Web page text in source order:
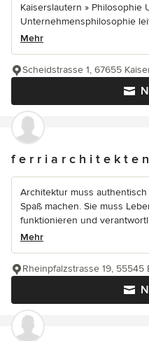
Kaiserslautern » Philosophie
Unternehmensphilosophie
Mehr
Scheidstrasse 1, 67655
f e r r i a r c h i t e k t e n
Architektur muss
Spaß machen. Sie muss
funktionieren und
Mehr
Rheinpfalzstrasse 19, 55545